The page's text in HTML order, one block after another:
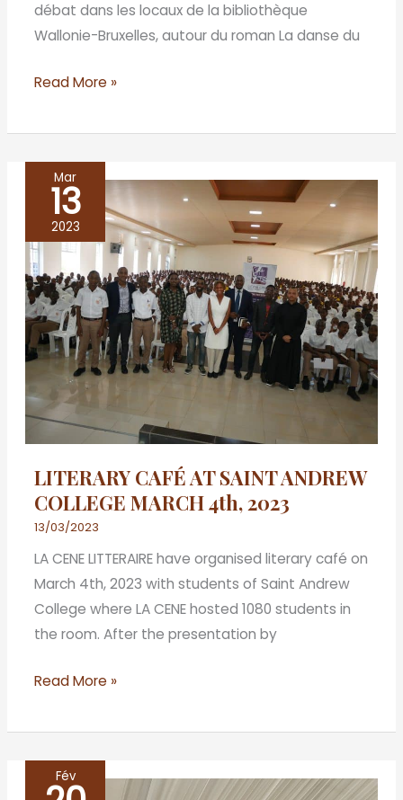
débat dans les locaux de la bibliothèque
Wallonie-Bruxelles, autour du roman La danse du
Read More »
Mar
13
2023
LITERARY CAFÉ AT SAINT ANDREW
COLLEGE MARCH 4th, 2023
13/03/2023
LA CENE LITTERAIRE have organised literary café on
March 4th, 2023 with students of Saint Andrew
College where LA CENE hosted 1080 students in
the room. After the presentation by
LITERARY
CAFÉ
AT
SAINT
ANDREW
COLLEGE
MARCH
4th,
2023
Read More »
Fév